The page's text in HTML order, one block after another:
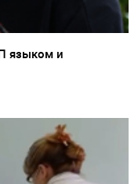
языком и